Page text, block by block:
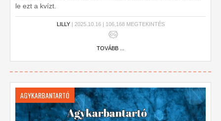
le ezt a kvízt.
LILLY| 2025.10.16 | 106,168 MEGTEKINTÉS
TOVÁBB ...
AGYKARBANTARTÓ